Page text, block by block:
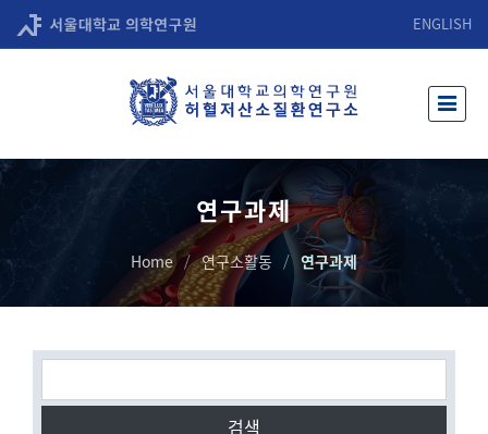
ENGLISH
연구과제
Home 연구소활동 연구과제
검색